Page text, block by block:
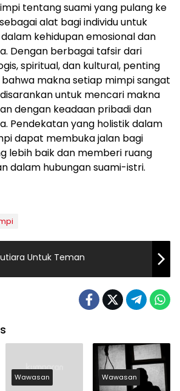
tentang suami yang pulang ke
alat bagi individu untuk
kehidupan emosional dan
Dengan berbagai tafsir dari
spiritual, dan kultural, penting
makna setiap mimpi sangat
untuk mencari makna
dengan keadaan pribadi dan
Pendekatan yang holistik dalam
dapat membuka jalan bagi
lebih baik dan memberi ruang
dalam hubungan suami-istri.
Untuk Teman
Wawasan Wawasan